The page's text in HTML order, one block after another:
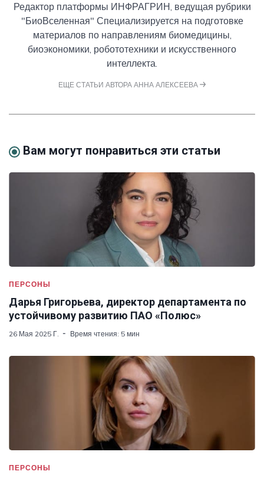
Редактор платформы ИНФРАГРИН, ведущая рубрики
"БиоВселенная" Специализируется на подготовке
материалов по направлениям биомедицины,
биоэкономики, робототехники и искусственного
интеллекта.
ЕЩЕ СТАТЬИ АВТОРА АННА АЛЕКСЕЕВА
Вам могут понравиться эти статьи
ПЕРСОНЫ
Дарья Григорьева, директор департамента по
устойчивому развитию ПАО «Полюс»
26 Мая 2025 Г. Время чтения: 5 мин
ПЕРСОНЫ